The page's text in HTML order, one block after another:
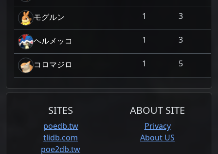
モグルン 1 3
ヘルメッコ 1 3
コロマジロ 1 5
SITES
poedb.tw
tlidb.com
poe2db.tw
ABOUT SITE
Privacy
About US